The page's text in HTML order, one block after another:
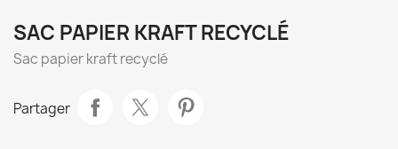
SAC PAPIER KRAFT RECYCLÉ
Sac papier kraft recyclé
Partager